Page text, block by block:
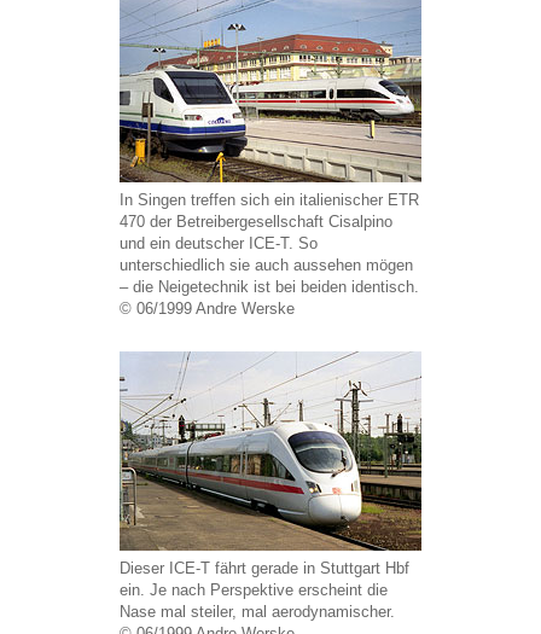
In Singen treffen sich ein italienischer ETR
470 der Betreibergesellschaft Cisalpino
und ein deutscher ICE-T. So
unterschiedlich sie auch aussehen mögen
– die Neigetechnik ist bei beiden identisch.
© 06/1999 Andre Werske
Dieser ICE-T fährt gerade in Stuttgart Hbf
ein. Je nach Perspektive erscheint die
Nase mal steiler, mal aerodynamischer.